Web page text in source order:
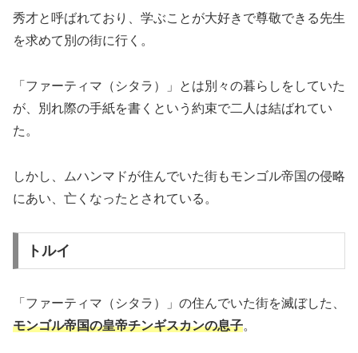
秀才と呼ばれており、学ぶことが大好きで尊敬できる先生
を求めて別の街に行く。
「ファーティマ（シタラ）」とは別々の暮らしをしていた
が、別れ際の手紙を書くという約束で二人は結ばれてい
た。
しかし、ムハンマドが住んでいた街もモンゴル帝国の侵略
にあい、亡くなったとされている。
トルイ
「ファーティマ（シタラ）」の住んでいた街を滅ぼした、
モンゴル帝国の皇帝チンギスカンの息子。